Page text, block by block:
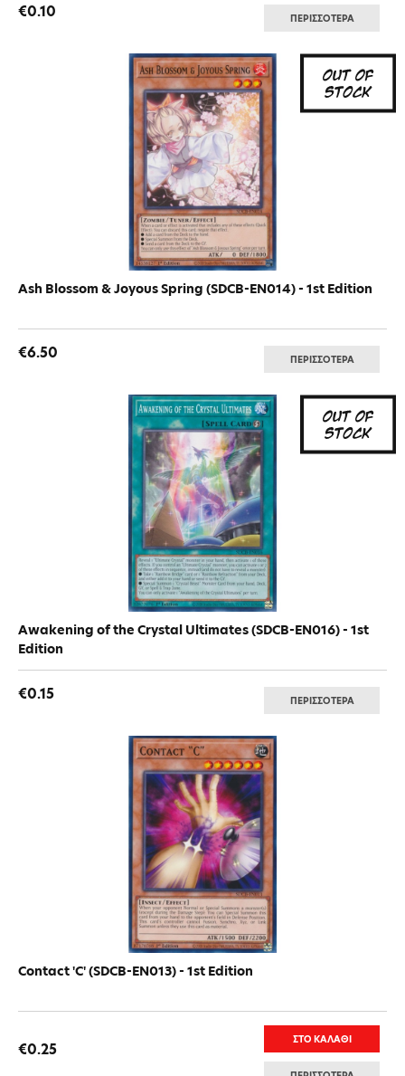
€0.10 ΠΕΡΙΣΣΟΤΕΡΑ
Ash Blossom & Joyous Spring (SDCB-EN014) - 1st Edition
€6.50 ΠΕΡΙΣΣΟΤΕΡΑ
Awakening of the Crystal Ultimates (SDCB-EN016) - 1st
Edition
€0.15 ΠΕΡΙΣΣΟΤΕΡΑ
Contact 'C' (SDCB-EN013) - 1st Edition
€0.25
ΣΤΟ ΚΑΛΑΘΙ